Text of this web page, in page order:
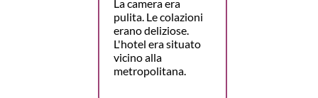
La camera era
pulita. Le colazioni
erano deliziose.
L'hotel era situato
vicino alla
metropolitana.